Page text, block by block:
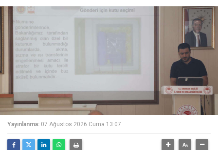
Yayınlanma: 07 Ağustos 2026 Cuma 13:07